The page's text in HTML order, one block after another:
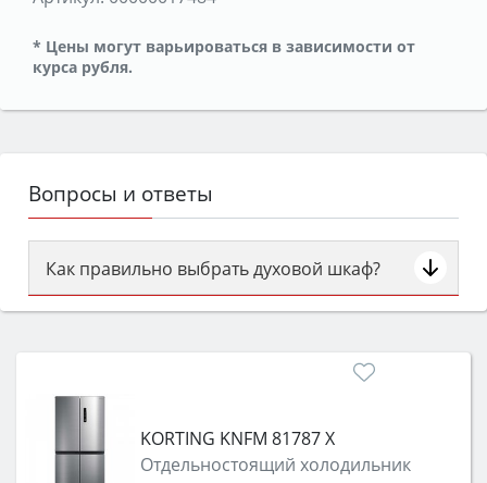
* Цены могут варьироваться в зависимости от
курса рубля.
Вопросы и ответы
Как правильно выбрать духовой шкаф?
Сначала определитесь с типом (газовый или
затем смотрите на объём 50–70 л для семьи,
класс энергопотребления не ниже A и нужные
функции (конвекция, гриль, самоочистка,
защита от детей).KORTING KNFM 81787 X
Отдельностоящий холодильник